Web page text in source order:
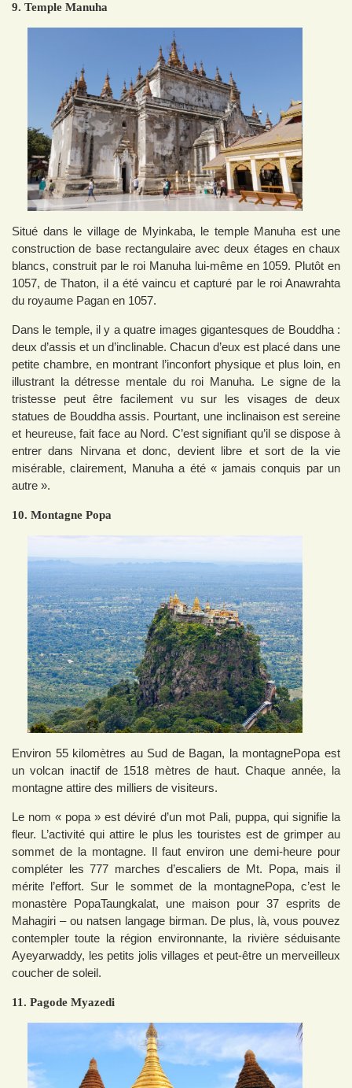
9. Temple Manuha
Situé dans le village de Myinkaba, le temple Manuha est une
construction de base rectangulaire avec deux étages en chaux
blancs, construit par le roi Manuha lui-même en 1059. Plutôt en
1057, de Thaton, il a été vaincu et capturé par le roi Anawrahta
du royaume Pagan en 1057.
Dans le temple, il y a quatre images gigantesques de Bouddha :
deux d’assis et un d’inclinable. Chacun d’eux est placé dans une
petite chambre, en montrant l’inconfort physique et plus loin, en
illustrant la détresse mentale du roi Manuha. Le signe de la
tristesse peut être facilement vu sur les visages de deux
statues de Bouddha assis. Pourtant, une inclinaison est sereine
et heureuse, fait face au Nord. C’est signifiant qu’il se dispose à
entrer dans Nirvana et donc, devient libre et sort de la vie
misérable, clairement, Manuha a été « jamais conquis par un
autre ».
10. Montagne Popa
Environ 55 kilomètres au Sud de Bagan, la montagnePopa est
un volcan inactif de 1518 mètres de haut. Chaque année, la
montagne attire des milliers de visiteurs.
Le nom « popa » est déviré d’un mot Pali, puppa, qui signifie la
fleur. L’activité qui attire le plus les touristes est de grimper au
sommet de la montagne. Il faut environ une demi-heure pour
compléter les 777 marches d’escaliers de Mt. Popa, mais il
mérite l’effort. Sur le sommet de la montagnePopa, c’est le
monastère PopaTaungkalat, une maison pour 37 esprits de
Mahagiri – ou natsen langage birman. De plus, là, vous pouvez
contempler toute la région environnante, la rivière séduisante
Ayeyarwaddy, les petits jolis villages et peut-être un merveilleux
coucher de soleil.
11. Pagode Myazedi